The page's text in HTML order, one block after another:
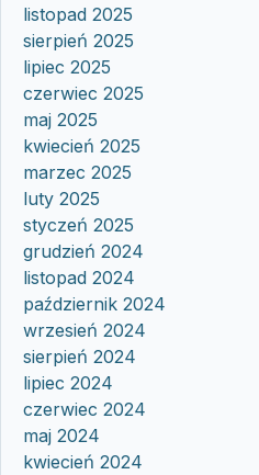
listopad 2025
sierpień 2025
lipiec 2025
czerwiec 2025
maj 2025
kwiecień 2025
marzec 2025
luty 2025
styczeń 2025
grudzień 2024
listopad 2024
październik 2024
wrzesień 2024
sierpień 2024
lipiec 2024
czerwiec 2024
maj 2024
kwiecień 2024